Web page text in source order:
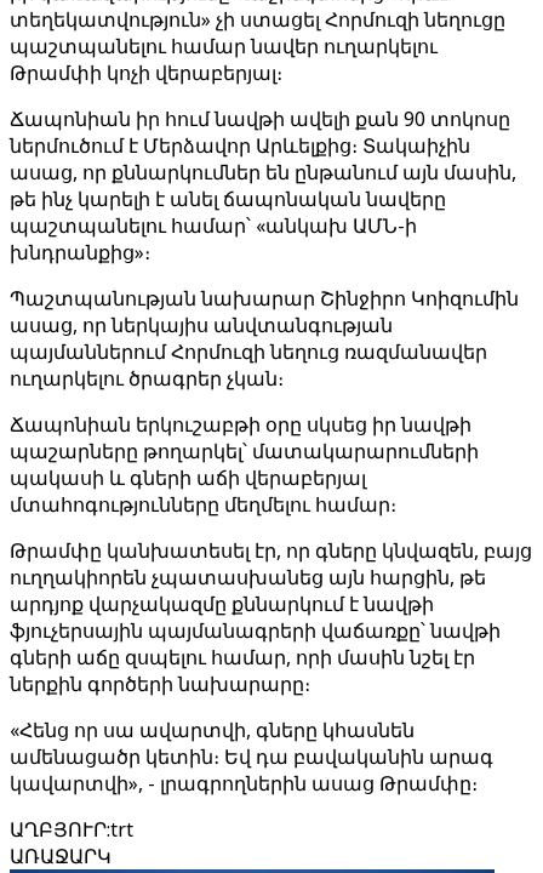
տեղեկատվություն» չի ստացել Հորմուզի նեղուցը
պաշտպանելու համար նավեր ուղարկելու
Թրամփի կոչի վերաբերյալ։
Ճապոնիան իր հում նավթի ավելի քան 90 տոկոսը
ներմուծում է Մերձավոր Արևելքից։ Տակաիչին
ասաց, որ քննարկումներ են ընթանում այն ​​​​մասին,
թե ինչ կարելի է անել ճապոնական նավերը
պաշտպանելու համար՝ «անկախ ԱՄՆ-ի
խնդրանքից»։
Պաշտպանության նախարար Շինջիրո Կոիզումին
ասաց, որ ներկայիս անվտանգության
պայմաններում Հորմուզի նեղուց ռազմանավեր
ուղարկելու ծրագրեր չկան։
Ճապոնիան երկուշաբթի օրը սկսեց իր նավթի
պաշարները թողարկել՝ մատակարարումների
պակասի և գների աճի վերաբերյալ
մտահոգությունները մեղմելու համար։
Թրամփը կանխատեսել էր, որ գները կնվազեն, բայց
ուղղակիորեն չպատասխանեց այն հարցին, թե
արդյոք վարչակազմը քննարկում է նավթի
ֆյուչերսային պայմանագրերի վաճառքը՝ նավթի
գների աճը զսպելու համար, որի մասին նշել էր
ներքին գործերի նախարարը։
«Հենց որ սա ավարտվի, գները կհասնեն
ամենացածր կետին։ Եվ դա բավականին արագ
կավարտվի», - լրագրողներին ասաց Թրամփը։
ԱՂԲՅՈՒՐ:trt
ԱՌԱՋԱՐԿ